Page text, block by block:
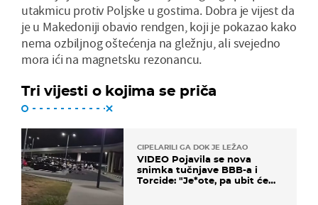
utakmicu protiv Poljske u gostima. Dobra je vijest da
je u Makedoniji obavio rendgen, koji je pokazao kako
nema ozbiljnog oštećenja na gležnju, ali svejedno
mora ići na magnetsku rezonancu.
Tri vijesti o kojima se priča
CIPELARILI GA DOK JE LEŽAO
VIDEO Pojavila se nova
snimka tučnjave BBB-a i
Torcide: "Je*ote, pa ubit će